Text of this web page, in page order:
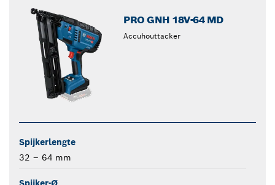
PRO GNH 18V-64 MD
Accuhouttacker
Spijkerlengte
32 – 64 mm